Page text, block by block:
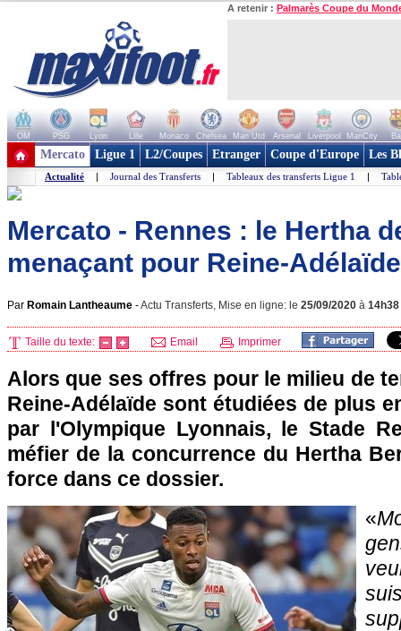
A retenir : Palmarès Coupe du
OM PSG Lyon Lille Monaco Chelsea Man Utd Arsenal Liverpool ManCity
+ de clubs
Mercato Ligue 1 L2/Coupes Etranger Coupe d'Europe Les
Actualité | Journal des Transferts | Tableaux des transferts Ligue 1 |
Mercato - Rennes : le Hertha
menaçant pour Reine-Adélaïde
Par Romain Lantheaume -Actu Transferts, Mise en ligne: le 25/09/2020 à 14h38
Taille du texte: Email Imprimer
Alors que ses offres pour le milieu de
Reine-Adélaïde sont étudiées de plus
par l'Olympique Lyonnais, le Stade
méfier de la concurrence du Hertha
force dans ce dossier.
«